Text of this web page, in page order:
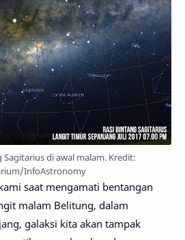
di awal malam. Kredit:
InfoAstronomy
saat mengamati bentangan
malam Belitung, dalam
galaksi kita akan tampak